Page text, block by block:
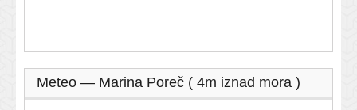
Meteo — Marina Poreč ( 4m iznad mora )